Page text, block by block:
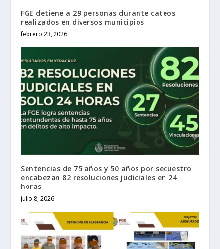
FGE detiene a 29 personas durante cateos
realizados en diversos municipios
febrero 23, 2026
Sentencias de 75 años y 50 años por secuestro
encabezan 82 resoluciones judiciales en 24
horas
julio 8, 2026